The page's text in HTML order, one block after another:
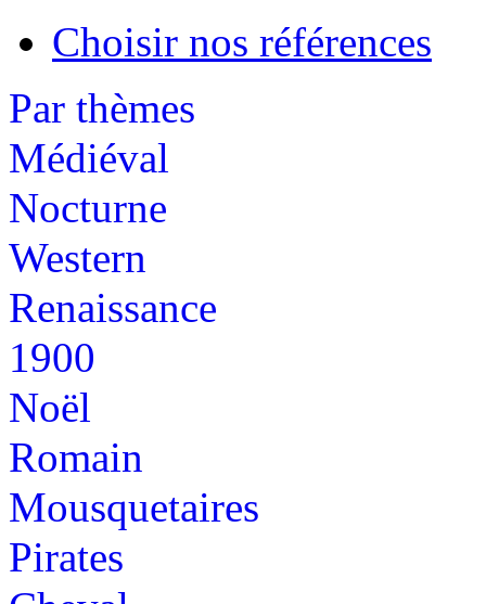
Choisir nos références
Par thèmes
Médiéval
Nocturne
Western
Renaissance
1900
Noël
Romain
Mousquetaires
Pirates